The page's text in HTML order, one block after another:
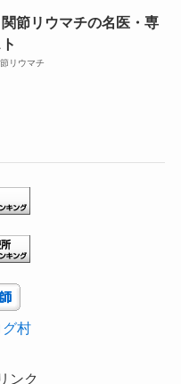
節リウマチの名医・専
リウマチ
村
ンク